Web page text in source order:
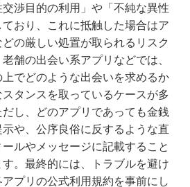
渉目的の利用」や「不純な異性
おり、これに抵触した場合はア
の厳しい処置が取られるリスク
舗の出会い系アプリなどでは、
でどのような出会いを求めるか
タンスを取っているケースが多
し、どのアプリであっても金銭
や、公序良俗に反するような直
ルやメッセージに記載すること
。最終的には、トラブルを避け
プリの公式利用規約を事前にし